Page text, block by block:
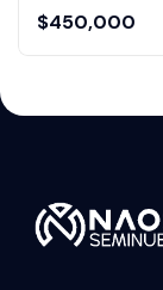
$450,000